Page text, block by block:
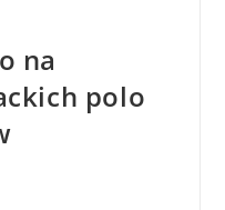
na
polo